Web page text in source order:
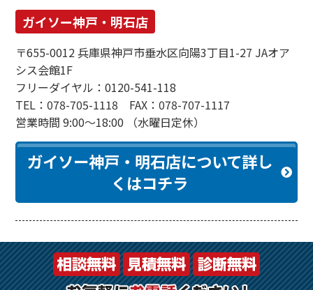
ガイソー神戸・明石店
〒655-0012 兵庫県神戸市垂水区向陽3丁目1-27 JAオア
シス会館1F
フリーダイヤル：0120-541-118
TEL：078-705-1118 FAX：078-707-1117
営業時間 9:00～18:00 （水曜日定休）
ガイソー神戸・明石店について詳し
くはコチラ